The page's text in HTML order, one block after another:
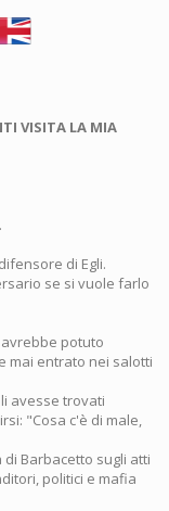
VISITA LA MIA
di Egli.
se si vuole farlo
potuto
mai entrato nei salotti
avesse trovati
"Cosa c'è di male,
Barbacetto sugli atti
politici e mafia